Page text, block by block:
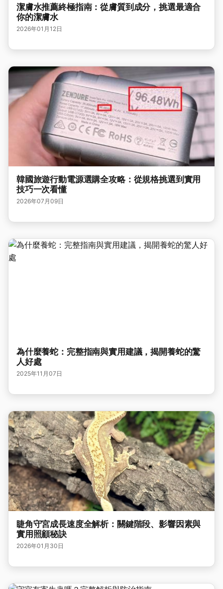
潔膚水推薦終極指南：從膚質到成分，挑選最適合
你的潔膚水
2026年01月12日
韓國旅遊行動電源選購全攻略：從規格挑選到實用
技巧一次看懂
2026年07月09日
為什麼養蛇：完整指南與實用建議，揭開養蛇的驚
人好處
2025年11月07日
睫角守宮成長速度全解析：關鍵階段、影響因素與
實用照顧秘訣
2026年01月30日